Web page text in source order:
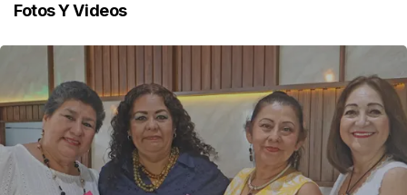
Fotos Y Videos